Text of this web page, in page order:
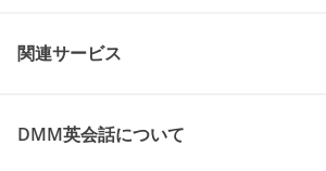
関連サービス
DMM英会話について